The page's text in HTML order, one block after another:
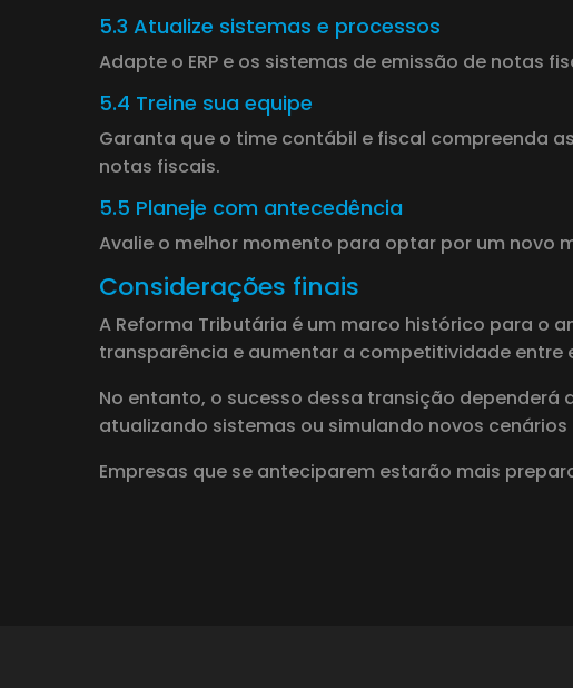
5.3 Atualize sistemas e processos
Adapte o ERP e os sistemas de emissão de notas
5.4 Treine sua equipe
Garanta que o time contábil e fiscal compreenda
notas fiscais.
5.5 Planeje com antecedência
Avalie o melhor momento para optar por um novo
Considerações finais
A Reforma Tributária é um marco histórico para o
transparência e aumentar a competitividade entre
No entanto, o sucesso dessa transição dependerá
atualizando sistemas ou simulando novos
Empresas que se anteciparem estarão mais